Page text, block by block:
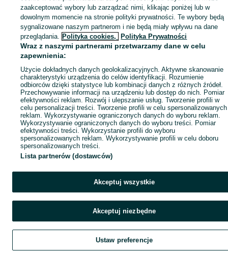
Mapa ministron
Popularne wyszukiwania
Szukaj Obserwujesz Dodaj Czat
zaakceptować wybory lub zarządzać nimi, klikając poniżej lub w
dowolnym momencie na stronie polityki prywatności. Te wybory będą
sygnalizowane naszym partnerom i nie będą miały wpływu na dane
przeglądania. Polityka cookies, Polityka Prywatności
Wraz z naszymi partnerami przetwarzamy dane w celu
zapewnienia:
Użycie dokładnych danych geolokalizacyjnych. Aktywne skanowanie
charakterystyki urządzenia do celów identyfikacji. Rozumienie
odbiorców dzięki statystyce lub kombinacji danych z różnych źródeł.
Przechowywanie informacji na urządzeniu lub dostęp do nich. Pomiar
efektywności reklam. Rozwój i ulepszanie usług. Tworzenie profili w
celu personalizacji treści. Tworzenie profili w celu spersonalizowanych
reklam. Wykorzystywanie ograniczonych danych do wyboru reklam.
Wykorzystywanie ograniczonych danych do wyboru treści. Pomiar
efektywności treści. Wykorzystanie profili do wyboru
spersonalizowanych reklam. Wykorzystywanie profili w celu doboru
spersonalizowanych treści.
Lista partnerów (dostawców)
Akceptuj wszystkie
Akceptuj niezbędne
Ustaw preferencje